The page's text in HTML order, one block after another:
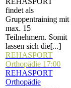
findet als
Gruppentraining mit
max. 15
Teilnehmern. Somit
lassen sich die[...]
REHASPORT
Orthopädie 17:00
REHASPORT
Orthopädie